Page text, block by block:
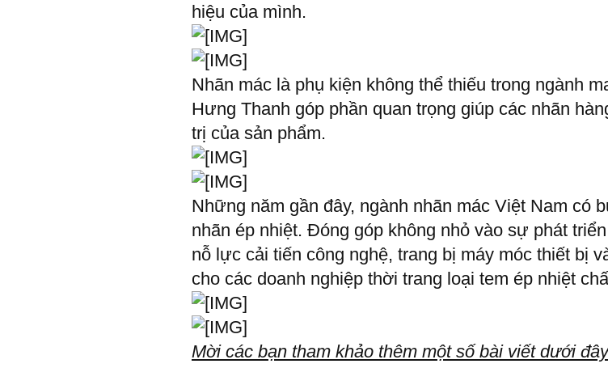
hiệu của mình.
Nhãn mác là phụ kiện không thể thiếu trong ngành
Hưng Thanh góp phần quan trọng giúp các nhãn
trị của sản phẩm.
Những năm gần đây, ngành nhãn mác Việt Nam
nhãn ép nhiệt. Đóng góp không nhỏ vào sự phát
nỗ lực cải tiến công nghệ, trang bị máy móc thiết bị
cho các doanh nghiệp thời trang loại tem ép nhiệt
Mời các bạn tham khảo thêm một số bài viết dưới